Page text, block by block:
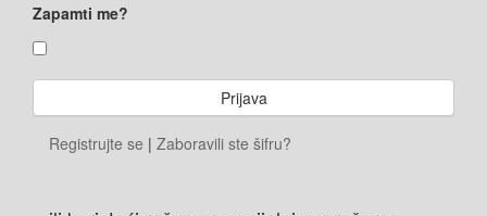
Zapamti me?
Registrujte se | Zaboravili ste šifru?